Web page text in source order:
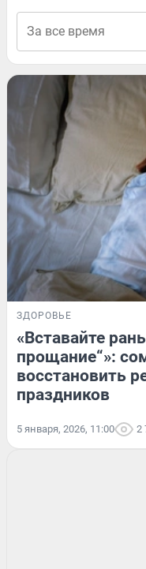
ЗДОРОВЬЕ
«Вставайте
прощание“»:
восстановить
праздников
5 января, 2026, 11:00 2